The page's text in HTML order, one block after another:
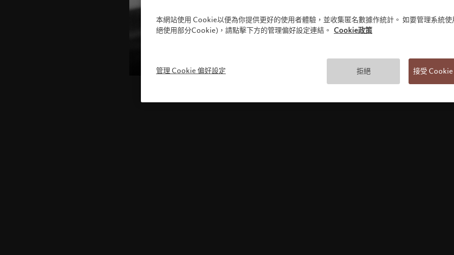
使用條款
本網站使用 Cookie以便為你提供更好的使用者體驗，並收集匿名數據作統計。 如要管理系統
絕使用部分Cookie)，請點擊下方的管理偏好設定連結。 Cookie政策
管理 Cookie 偏好設定 拒絕 接受